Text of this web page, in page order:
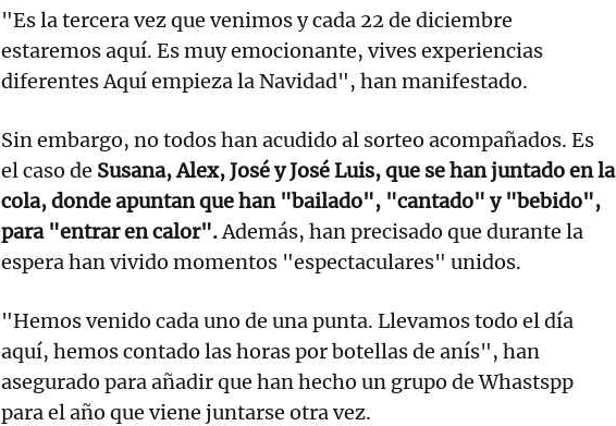
"Es la tercera vez que venimos y cada 22 de diciembre
estaremos aquí. Es muy emocionante, vives experiencias
diferentes Aquí empieza la Navidad", han manifestado.
Sin embargo, no todos han acudido al sorteo acompañados. Es
el caso de Susana, Alex, José y José Luis, que se han juntado en la
cola, donde apuntan que han "bailado", "cantado" y "bebido",
para "entrar en calor".Además, han precisado que durante la
espera han vivido momentos "espectaculares" unidos.
"Hemos venido cada uno de una punta. Llevamos todo el día
aquí, hemos contado las horas por botellas de anís", han
asegurado para añadir que han hecho un grupo de Whastspp
para el año que viene juntarse otra vez.